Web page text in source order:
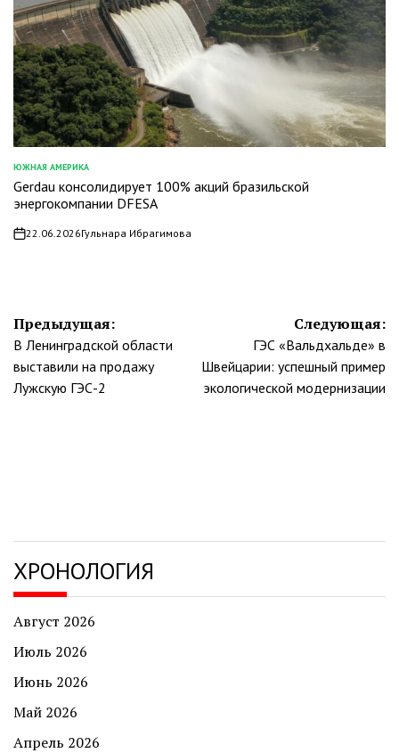
ОПУБЛИКОВАНО
В
ЮЖНАЯ АМЕРИКА
Gerdau консолидирует 100% акций бразильской
энергокомпании DFESA
on22.06.2026Гульнара Ибрагимова
Навигация
по
записям
Предыдущая:
В Ленинградской области
выставили на продажу
Лужскую ГЭС-2
Следующая:
ГЭС «Вальдхальде» в
Швейцарии: успешный пример
экологической модернизации
ХРОНОЛОГИЯ
Август 2026
Июль 2026
Июнь 2026
Май 2026
Апрель 2026